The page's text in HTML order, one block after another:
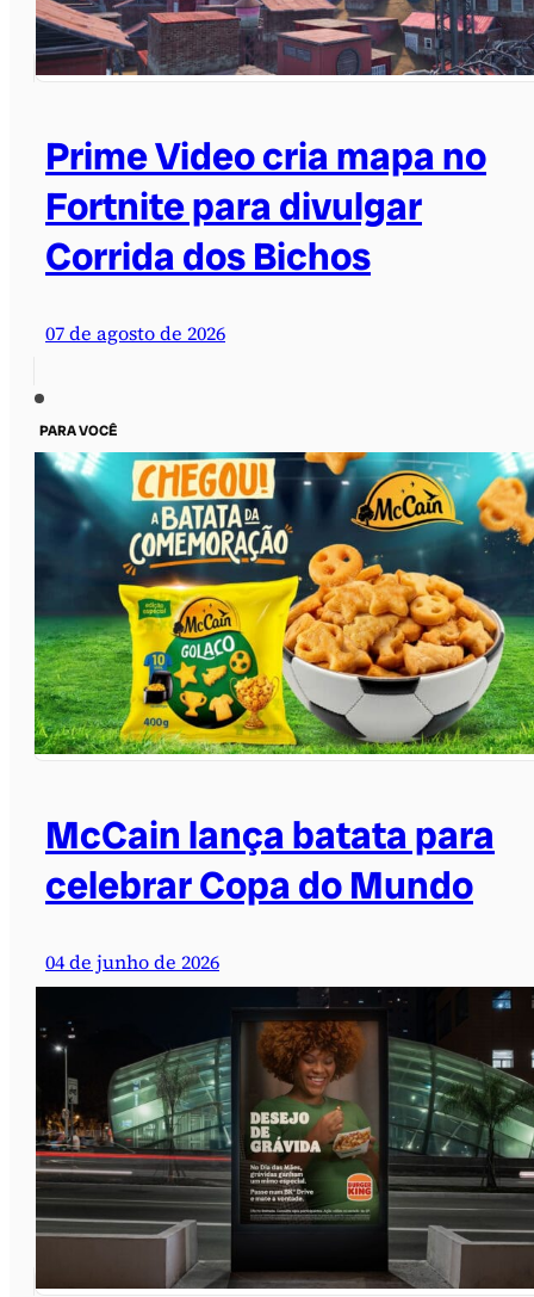
Prime Video cria mapa no
Fortnite para divulgar
Corrida dos Bichos
07 de agosto de 2026
PARA VOCÊ
McCain lança batata para
celebrar Copa do Mundo
04 de junho de 2026